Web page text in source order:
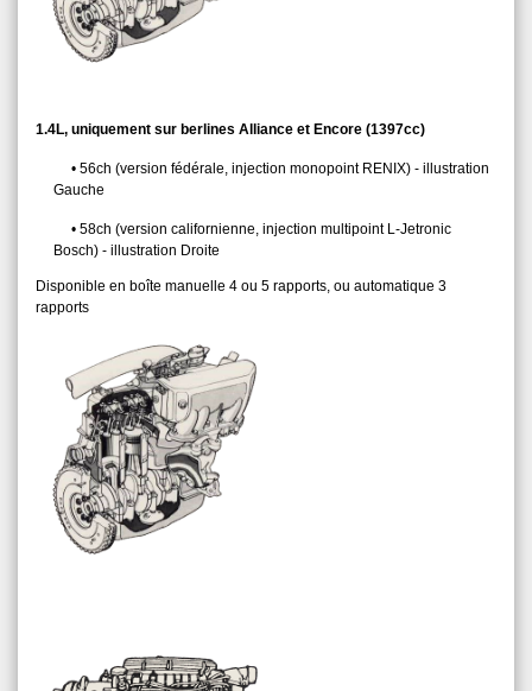
1.4L, uniquement sur berlines Alliance et Encore (1397cc)
56ch (version fédérale, injection monopoint RENIX) - illustration
Gauche
58ch (version californienne, injection multipoint L-Jetronic
Bosch) - illustration Droite
Disponible en boîte manuelle 4 ou 5 rapports, ou automatique 3
rapports